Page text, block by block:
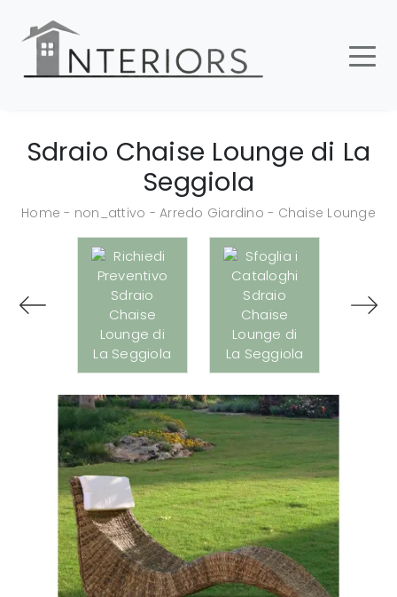
Sdraio Chaise Lounge di La
Seggiola
Home - non_attivo -Arredo Giardino - Chaise Lounge